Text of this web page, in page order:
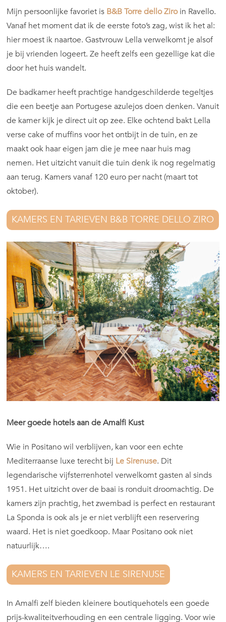
Mijn persoonlijke favoriet is B&B Torre dello Ziroin Ravello.
Vanaf het moment dat ik de eerste foto’s zag, wist ik het al:
hier moest ik naartoe. Gastvrouw Lella verwelkomt je alsof
je bij vrienden logeert. Ze heeft zelfs een gezellige kat die
door het huis wandelt.
De badkamer heeft prachtige handgeschilderde tegeltjes
die een beetje aan Portugese azulejos doen denken. Vanuit
de kamer kijk je direct uit op zee. Elke ochtend bakt Lella
verse cake of muffins voor het ontbijt in de tuin, en ze
maakt ook haar eigen jam die je mee naar huis mag
nemen. Het uitzicht vanuit die tuin denk ik nog regelmatig
aan terug. Kamers vanaf 120 euro per nacht (maart tot
oktober).
KAMERS EN TARIEVEN B&B TORRE DELLO ZIRO
Meer goede hotels aan de Amalfi Kust
Wie in Positano wil verblijven, kan voor een echte
Mediterraanse luxe terecht bij Le Sirenuse. Dit
legendarische vijfsterrenhotel verwelkomt gasten al sinds
1951. Het uitzicht over de baai is ronduit droomachtig. De
kamers zijn prachtig, het zwembad is perfect en restaurant
La Sponda is ook als je er niet verblijft een reservering
waard. Het is niet goedkoop. Maar Positano ook niet
natuurlijk….
KAMERS EN TARIEVEN LE SIRENUSE
In Amalfi zelf bieden kleinere boutiquehotels een goede
prijs-kwaliteitverhouding en een centrale ligging. Voor wie